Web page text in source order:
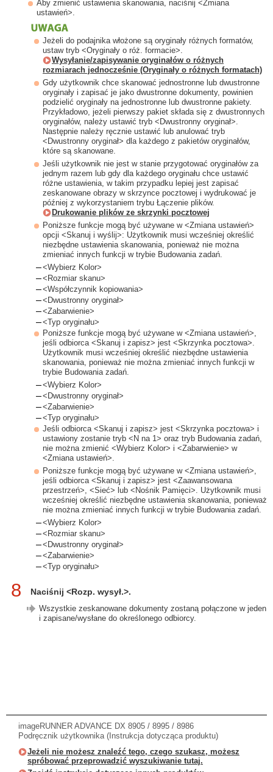
Aby zmienić ustawienia skanowania, naciśnij <Zmiana
ustawień>.
Jeżeli do podajnika włożone są oryginały różnych formatów,
ustaw tryb <Oryginały o róż. formacie>.
Wysyłanie/zapisywanie oryginałów o różnych
rozmiarach jednocześnie (Oryginały o różnych formatach)
Gdy użytkownik chce skanować jednostronne lub dwustronne
oryginały i zapisać je jako dwustronne dokumenty, powinien
podzielić oryginały na jednostronne lub dwustronne pakiety.
Przykładowo, jeżeli pierwszy pakiet składa się z dwustronnych
oryginałów, należy ustawić tryb <Dwustronny oryginał>.
Następnie należy ręcznie ustawić lub anulować tryb
<Dwustronny oryginał> dla każdego z pakietów oryginałów,
które są skanowane.
Jeśli użytkownik nie jest w stanie przygotować oryginałów za
jednym razem lub gdy dla każdego oryginału chce ustawić
różne ustawienia, w takim przypadku lepiej jest zapisać
zeskanowane obrazy w skrzynce pocztowej i wydrukować je
później z wykorzystaniem trybu Łączenie plików.
Drukowanie plików ze skrzynki pocztowej
Poniższe funkcje mogą być używane w <Zmiana ustawień>
opcji <Skanuj i wyślij>: Użytkownik musi wcześniej określić
niezbędne ustawienia skanowania, ponieważ nie można
zmieniać innych funkcji w trybie Budowania zadań.
<Wybierz Kolor>
<Rozmiar skanu>
<Współczynnik kopiowania>
<Dwustronny oryginał>
<Zabarwienie>
<Typ oryginału>
Poniższe funkcje mogą być używane w <Zmiana ustawień>,
jeśli odbiorca <Skanuj i zapisz> jest <Skrzynka pocztowa>.
Użytkownik musi wcześniej określić niezbędne ustawienia
skanowania, ponieważ nie można zmieniać innych funkcji w
trybie Budowania zadań.
<Wybierz Kolor>
<Dwustronny oryginał>
<Zabarwienie>
<Typ oryginału>
Jeśli odbiorca <Skanuj i zapisz> jest <Skrzynka pocztowa> i
ustawiony zostanie tryb <N na 1> oraz tryb Budowania zadań,
nie można zmienić <Wybierz Kolor> i <Zabarwienie> w
<Zmiana ustawień>.
Poniższe funkcje mogą być używane w <Zmiana ustawień>,
jeśli odbiorca <Skanuj i zapisz> jest <Zaawansowana
przestrzeń>, <Sieć> lub <Nośnik Pamięci>. Użytkownik musi
wcześniej określić niezbędne ustawienia skanowania, ponieważ
nie można zmieniać innych funkcji w trybie Budowania zadań.
<Wybierz Kolor>
<Rozmiar skanu>
<Dwustronny oryginał>
<Zabarwienie>
<Typ oryginału>
8 Naciśnij <Rozp. wysył.>.
Wszystkie zeskanowane dokumenty zostaną połączone w jeden
i zapisane/wysłane do określonego odbiorcy.
imageRUNNER ADVANCE DX 8905 / 8995 / 8986
Podręcznik użytkownika (Instrukcja dotycząca produktu)
Jeżeli nie możesz znaleźć tego, czego szukasz, możesz
spróbować przeprowadzić wyszukiwanie tutaj.